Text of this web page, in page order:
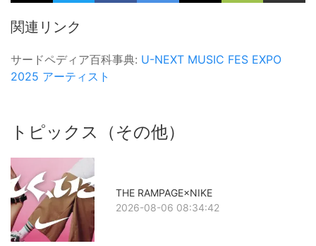
関連リンク
サードペディア百科事典: U-NEXT MUSIC FES EXPO
2025 アーティスト
トピックス（その他）
THE RAMPAGE×NIKE
2026-08-06 08:34:42